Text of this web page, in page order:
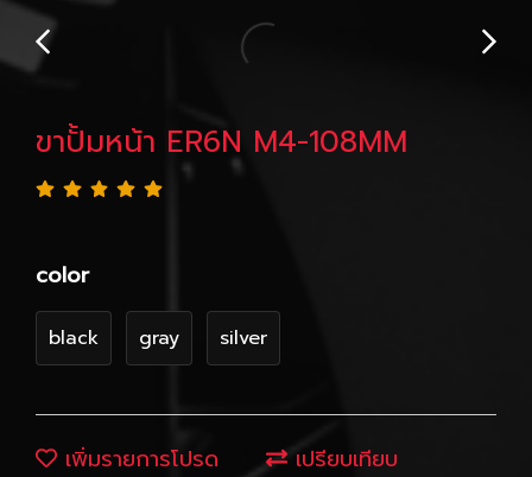
ขาปั้มหน้า ER6N M4-108MM
color
black gray silver
เพิ่มรายการโปรด
เปรียบเทียบ